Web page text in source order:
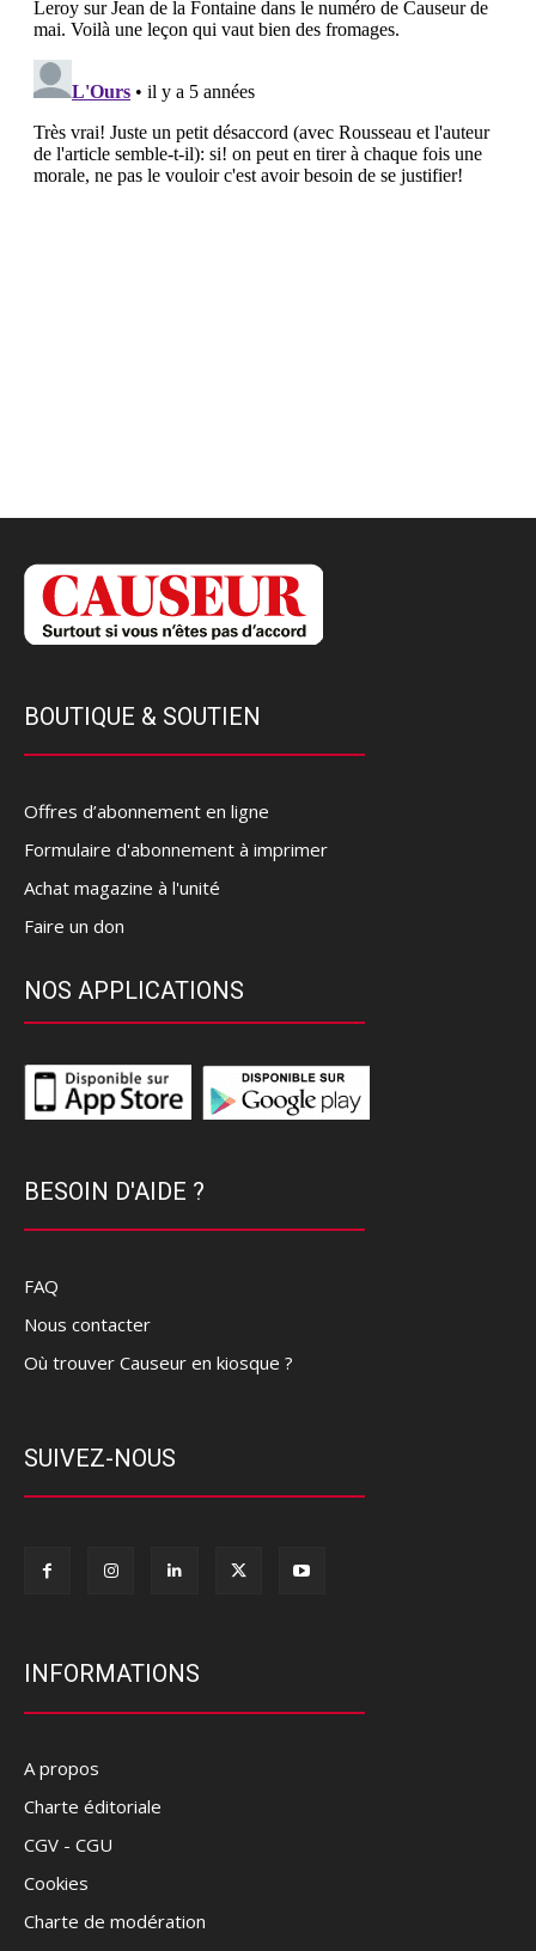
BOUTIQUE & SOUTIEN
Offres d’abonnement en ligne
Formulaire d'abonnement à imprimer
Achat magazine à l'unité
Faire un don
NOS APPLICATIONS
BESOIN D'AIDE ?
FAQ
Nous contacter
Où trouver Causeur en kiosque ?
SUIVEZ-NOUS
INFORMATIONS
A propos
Charte éditoriale
CGV - CGU
Cookies
Charte de modération